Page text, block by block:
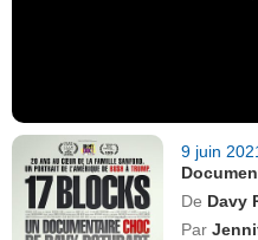
9 juin
De Davy
Par